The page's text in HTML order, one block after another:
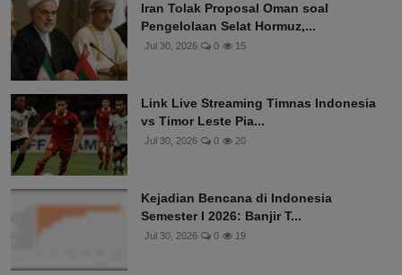
Iran Tolak Proposal Oman soal
Pengelolaan Selat Hormuz,...
Jul 30, 2026 0 15
Link Live Streaming Timnas Indonesia
vs Timor Leste Pia...
Jul 30, 2026 0 20
Kejadian Bencana di Indonesia
Semester I 2026: Banjir T...
Jul 30, 2026 0 19